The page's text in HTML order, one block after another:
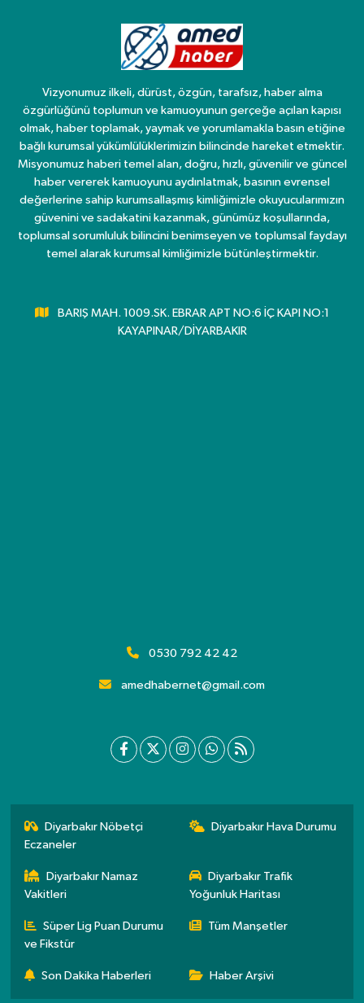
Vizyonumuz ilkeli, dürüst, özgün, tarafsız, haber alma
özgürlüğünü toplumun ve kamuoyunun gerçeğe açılan kapısı
olmak, haber toplamak, yaymak ve yorumlamakla basın etiğine
bağlı kurumsal yükümlülüklerimizin bilincinde hareket etmektir.
Misyonumuz haberi temel alan, doğru, hızlı, güvenilir ve güncel
haber vererek kamuoyunu aydınlatmak, basının evrensel
değerlerine sahip kurumsallaşmış kimliğimizle okuyucularımızın
güvenini ve sadakatini kazanmak, günümüz koşullarında,
toplumsal sorumluluk bilincini benimseyen ve toplumsal faydayı
temel alarak kurumsal kimliğimizle bütünleştirmektir.
BARIŞ MAH. 1009.SK. EBRAR APT NO:6 İÇ KAPI NO:1
KAYAPINAR/DİYARBAKIR
0530 792 42 42
amedhabernet@gmail.com
Diyarbakır Nöbetçi
Eczaneler
Diyarbakır Hava Durumu
Diyarbakır Namaz
Vakitleri
Diyarbakır Trafik
Yoğunluk Haritası
Süper Lig Puan Durumu
ve Fikstür
Tüm Manşetler
Son Dakika Haberleri Haber Arşivi